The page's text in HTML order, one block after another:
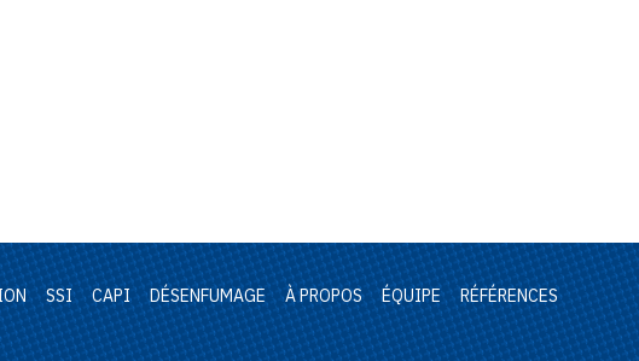
SSI CAPI DÉSENFUMAGE À PROPOS ÉQUIPE RÉFÉRENCES